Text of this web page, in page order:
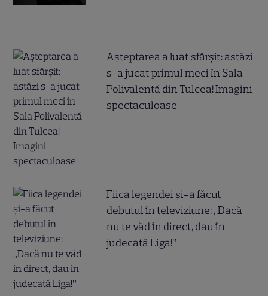
Așteptarea a luat sfârșit: astăzi
s-a jucat primul meci în Sala
Polivalentă din Tulcea! Imagini
spectaculoase
Fiica legendei și-a făcut
debutul în televiziune: „Dacă
nu te văd în direct, dau în
judecată Liga!”